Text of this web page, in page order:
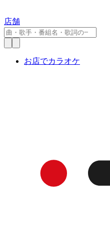
店舗
お店でカラオケ